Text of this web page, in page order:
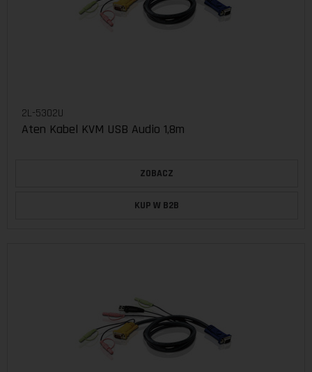
2L-5302U
Aten Kabel KVM USB Audio 1,8m
ZOBACZ
KUP W B2B